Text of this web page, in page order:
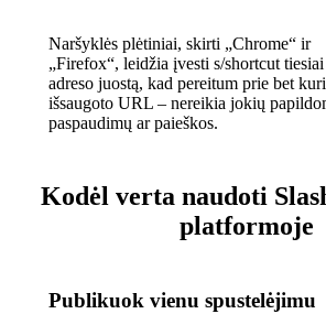
Naršyklės plėtiniai, skirti „Chrome“ ir
„Firefox“, leidžia įvesti s/shortcut
adreso juostą, kad pereitum prie bet
išsaugoto URL – nereikia jokių
paspaudimų ar paieškos.
Kodėl verta naudoti
platformoje
Publikuok vienu spustelėjimu